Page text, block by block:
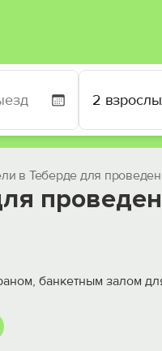
2
в Теберде для
банкетным залом